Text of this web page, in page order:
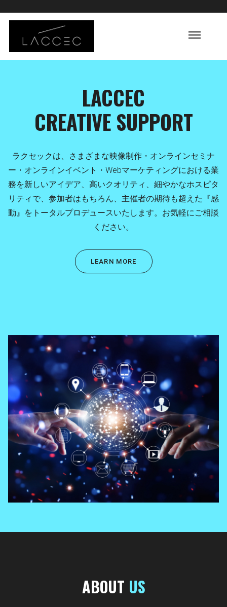
LACCEC
CREATIVE SUPPORT
ラクセックは、さまざまな映像制作・オンラインセミナ
ー・オンラインイベント・Webマーケティングにおける業
務を新しいアイデア、高いクオリティ、細やかなホスピタ
リティで、参加者はもちろん、主催者の期待も超えた『感
動』をトータルプロデュースいたします。お気軽にご相談
ください。
LEARN MORE
ABOUT US